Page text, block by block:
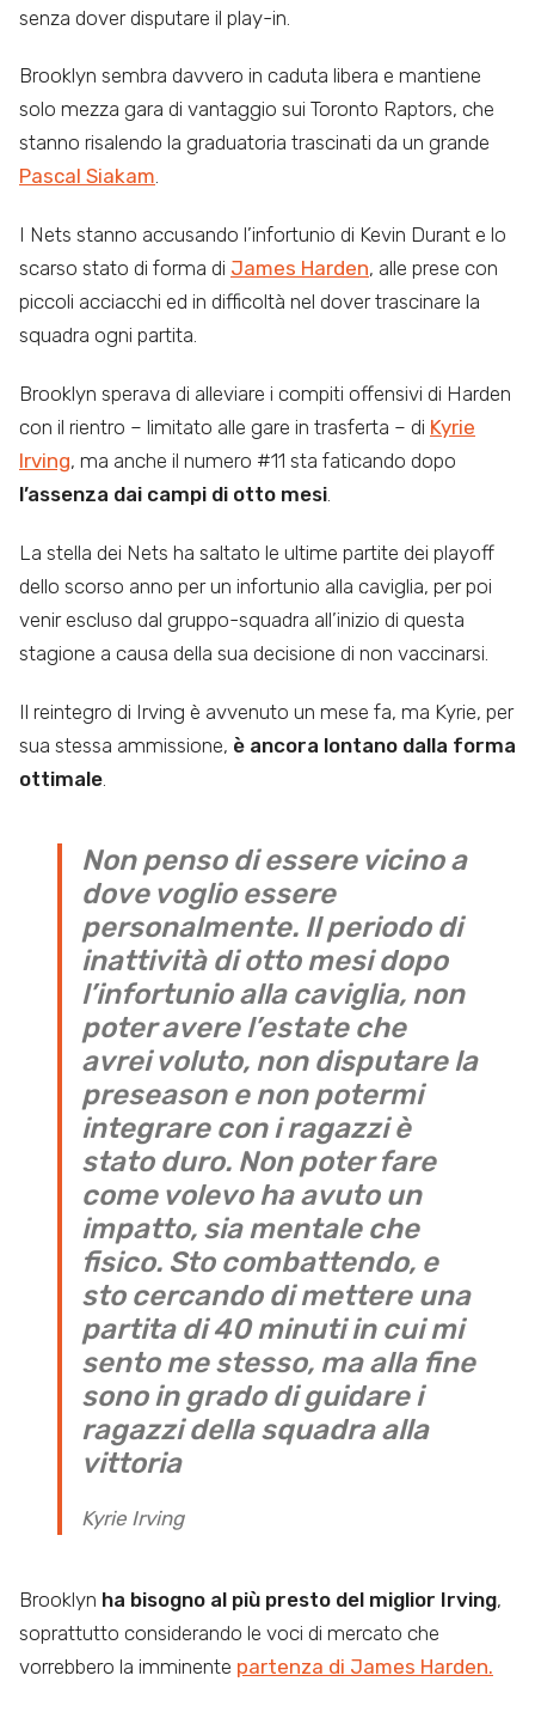
senza dover disputare il play-in.
Brooklyn sembra davvero in caduta libera e mantiene
solo mezza gara di vantaggio sui Toronto Raptors, che
stanno risalendo la graduatoria trascinati da un grande
Pascal Siakam.
I Nets stanno accusando l’infortunio di Kevin Durant e lo
scarso stato di forma di James Harden, alle prese con
piccoli acciacchi ed in difficoltà nel dover trascinare la
squadra ogni partita.
Brooklyn sperava di alleviare i compiti offensivi di Harden
con il rientro – limitato alle gare in trasferta – di Kyrie
Irving, ma anche il numero #11 sta faticando dopo
l’assenza dai campi di otto mesi
La stella dei Nets ha saltato le ultime partite dei playoff
dello scorso anno per un infortunio alla caviglia, per poi
venir escluso dal gruppo-squadra all’inizio di questa
stagione a causa della sua decisione di non vaccinarsi.
Il reintegro di Irving è avvenuto un mese fa, ma Kyrie, per
sua stessa ammissione, è ancora lontano dalla forma
ottimale
Non penso di essere vicino a
dove voglio essere
personalmente. Il periodo di
inattività di otto mesi dopo
l’infortunio alla caviglia, non
poter avere l’estate che
avrei voluto, non disputare la
preseason e non potermi
integrare con i ragazzi è
stato duro. Non poter fare
come volevo ha avuto un
impatto, sia mentale che
fisico. Sto combattendo, e
sto cercando di mettere una
partita di 40 minuti in cui mi
sento me stesso, ma alla fine
sono in grado di guidare i
ragazzi della squadra alla
vittoria
Kyrie Irving
Brooklyn ha bisogno al più presto del miglior Irving,
soprattutto considerando le voci di mercato che
vorrebbero la imminente partenza di James Harden.